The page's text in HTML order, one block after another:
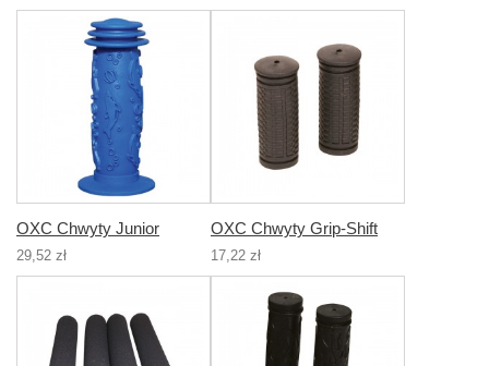
OXC Chwyty Junior
29,52 zł
OXC Chwyty Grip-Shift
17,22 zł